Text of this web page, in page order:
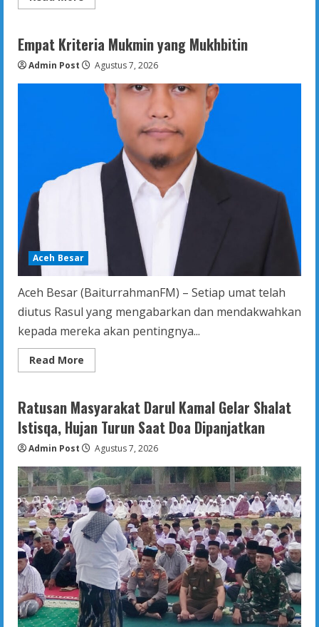
more
Kunci
Meraih
yang
–
Khutbah
Jum’at
Masjid
Baiturrahman
Agustus
2026)
Empat Kriteria Mukmin yang Mukhbitin
Admin Post Agustus 7, 2026
Aceh Besar
Aceh Besar (BaiturrahmanFM) – Setiap umat telah
diutus Rasul yang mengabarkan dan mendakwahkan
kepada mereka akan pentingnya...
Read More
more
Kriteria
Mukmin
yang
Mukhbitin
Ratusan Masyarakat Darul Kamal Gelar Shalat
Istisqa, Hujan Turun Saat Doa Dipanjatkan
Admin Post Agustus 7, 2026